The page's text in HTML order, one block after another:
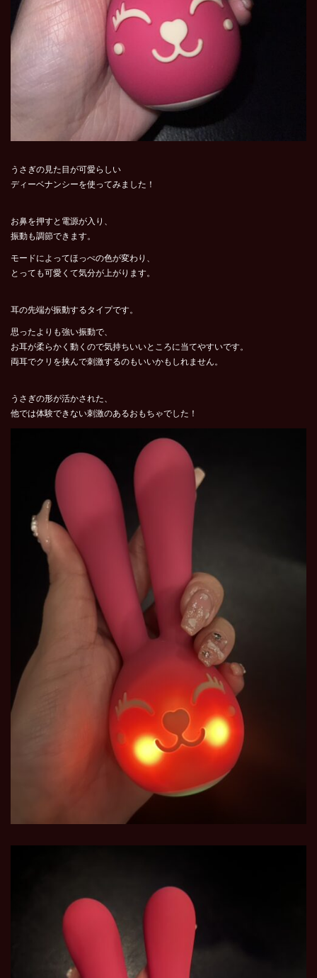
うさぎの見た目が可愛らしい
ディーベナンシーを使ってみました！
お鼻を押すと電源が入り、
振動も調節できます。
モードによってほっぺの色が変わり、
とっても可愛くて気分が上がります。
耳の先端が振動するタイプです。
思ったよりも強い振動で、
お耳が柔らかく動くので気持ちいいところに当てやすいです。
両耳でクリ を挟んで刺激するのもいいかもしれません。
うさぎの形が活かされた、
他では体験できない刺激のあるおもちゃでした！